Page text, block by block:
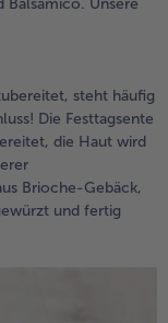
steht häufig
Die Festtagsente
die Haut wird
Brioche-Gebäck,
und fertig